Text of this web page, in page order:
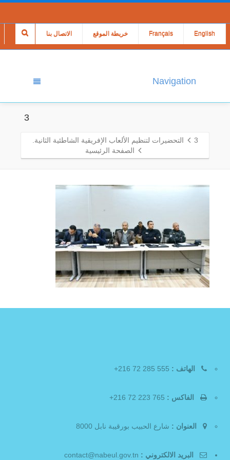
الاتصال بنا خريطة الموقع Français English
Navigation
3
3
التحضيرات لتنظيم الألعاب الإفريقية الشاطئية الثانية.
الصفحة الرئيسية
الهاتف :
الفاكس :
العنوان : شارع الحبيب بورقيبة نابل 8000
البريد الالكتروني :